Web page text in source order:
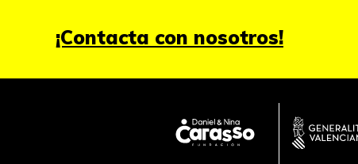
¡Contacta con nosotros!